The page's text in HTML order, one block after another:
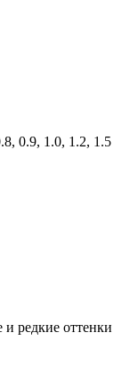
0.9, 1.0, 1.2, 1.5
редкие оттенки